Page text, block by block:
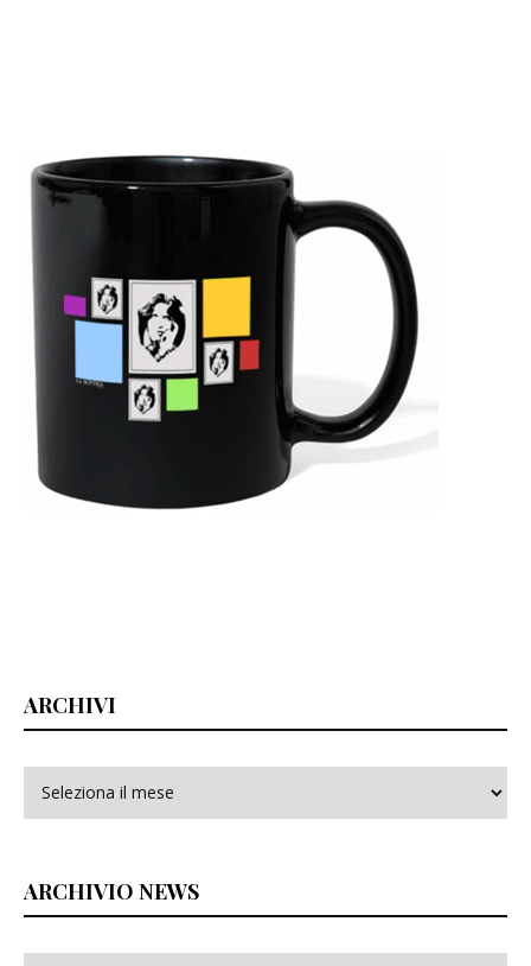
ARCHIVI
ARCHIVIO NEWS